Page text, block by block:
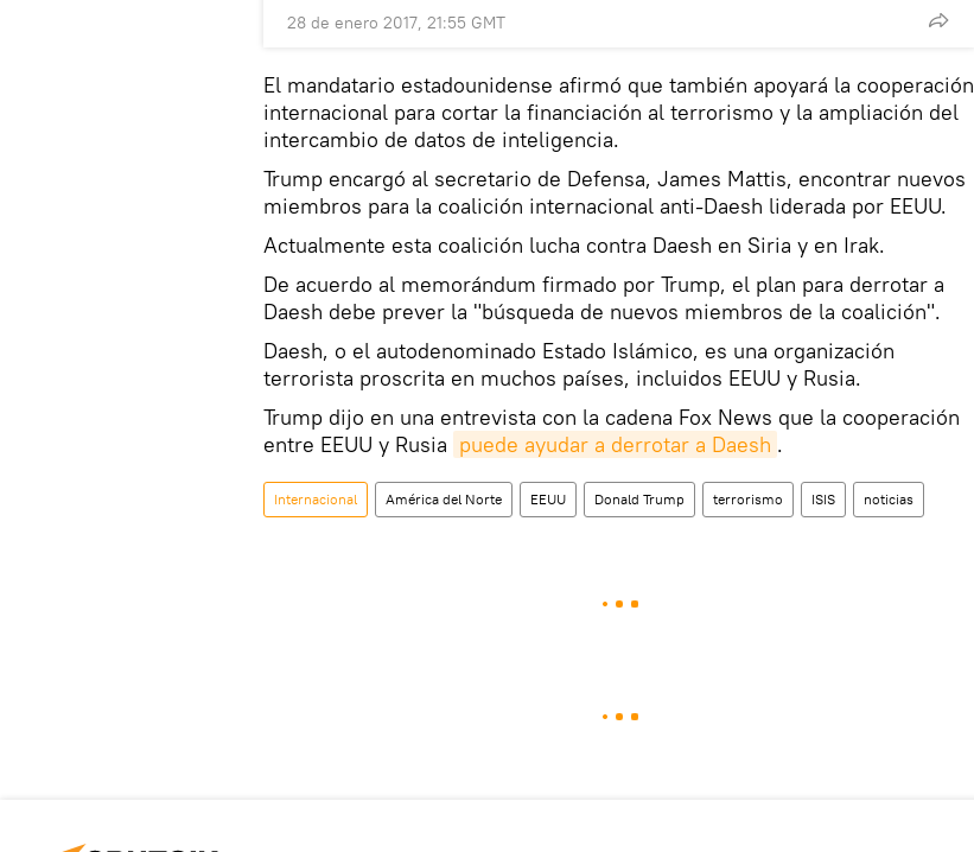
28 de enero 2017, 21:55 GMT
El mandatario estadounidense afirmó que también apoyará la cooperación
internacional para cortar la financiación al terrorismo y la ampliación del
intercambio de datos de inteligencia.
Trump encargó al secretario de Defensa, James Mattis, encontrar nuevos
miembros para la coalición internacional anti-Daesh liderada por EEUU.
Actualmente esta coalición lucha contra Daesh en Siria y en Irak.
De acuerdo al memorándum firmado por Trump, el plan para derrotar a
Daesh debe prever la "búsqueda de nuevos miembros de la coalición".
Daesh, o el autodenominado Estado Islámico, es una organización
terrorista proscrita en muchos países, incluidos EEUU y Rusia.
Trump dijo en una entrevista con la cadena Fox News que la cooperación
entre EEUU y Rusia puede ayudar a derrotar a Daesh .
Internacional América del Norte EEUU Donald Trump terrorismo ISIS noticias